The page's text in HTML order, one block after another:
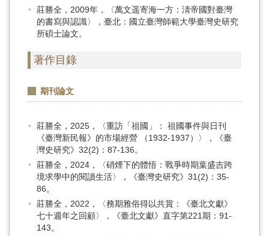
莊勝全，2009年，〈萬文遥寄海一方：淸帝國對臺灣
的書寫與認識〉，臺北：國立臺灣師範大學臺灣史研究
所碩士論文。
著作目錄
期刊論文
莊勝全，2025，〈重訪「祖國」： 祖國事件與日刊
《臺灣新民報》的市場經營 （1932-1937）〉，《臺
灣史研究》32(2)：87-136。
莊勝全，2024，〈硝煙下的體悟：戰爭時期葉盛吉跨
境求學中的閱讀生活〉，《臺灣史研究》31(2)：35-
86。
莊勝全，2022，〈務期雅俗得以共賞：《臺北文獻》
七十週年之回顧〉，《臺北文獻》直字第221期：91-
143。